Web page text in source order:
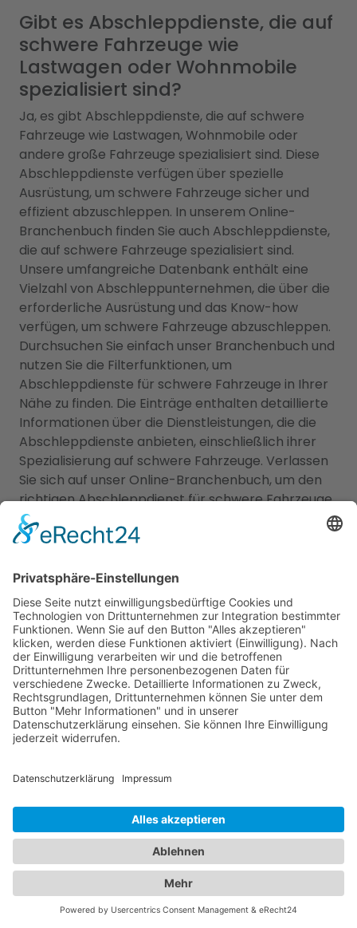
Gibt es Abschleppdienste, die auf
schwere Fahrzeuge wie
Lastwagen oder Wohnmobile
spezialisiert sind?
Ja, es gibt Abschleppdienste, die auf schwere
Fahrzeuge wie Lastwagen, Wohnmobile oder
andere große Fahrzeuge spezialisiert sind. Diese
Abschleppdienste verfügen über spezielle
Ausrüstung, um schwere Fahrzeuge sicher und
effizient abzuschleppen. In unserem Online-
Branchenbuch finden Sie auch Abschleppdienste,
die auf schwere Fahrzeuge spezialisiert sind.
Unsere umfangreiche Datenbank enthält eine
Vielzahl von Abschleppunternehmen, die über die
erforderliche Ausrüstung und das Know-how
verfügen, um schwere Fahrzeuge abzuschleppen.
Durchsuchen Sie einfach unser Branchenbuch und
nutzen Sie die Filterfunktionen, um
Abschleppdienste für schwere Fahrzeuge in Ihrer
Nähe zu finden. Die Einträge enthalten detaillierte
Informationen über die Dienstleistungen, die die
Abschleppdienste anbieten, einschließlich ihrer
Spezialisierung auf schwere Fahrzeuge. Verlassen
Sie sich auf unser Online-Branchenbuch, um den
richtigen Abschleppdienst für schwere Fahrzeuge
zu finden und sicherzustellen, dass Sie im Falle
eines Problems mit Ihrem Lastwagen, Wohnmobil
passende Hilfe erhalten. Finden Sie jetzt den
spezialisierten Abschleppdienst für schwere
Fahrzeuge über unser Online-Branchenbuch und
stellen Sie sicher, dass Sie immer die richtige
Unterstützung zur Hand haben.
Finden Sie den passenden
Abschleppdienst und das
ideale Hotel - Unser
möglich
In unserem umfassenden Branchenportal finden
Sie nicht nur alle Informationen rund um
zuverlässige Abschleppdienste, sondern auch
detaillierte Einblicke in erstklassige Hotels. Wir
bieten Ihnen eine vielseitige Plattform, um sowohl
Ihre Mobilität im Straßenverkehr als auch Ihren